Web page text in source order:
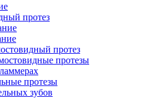
протез
протез
протезы
протезы
зубов